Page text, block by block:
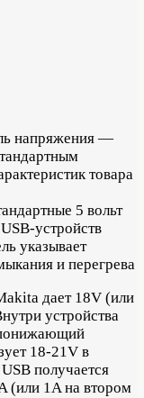
напряжения —
товара
5 вольт
устройств
указывает
и перегрева
дает 18V (или
устройства
18-21V в
получается
(или 1A на втором